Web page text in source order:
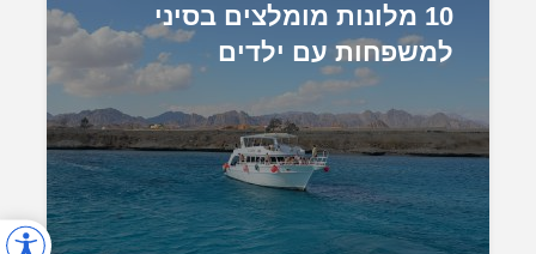
10 מלונות מומלצים בסיני
למשפחות עם ילדים